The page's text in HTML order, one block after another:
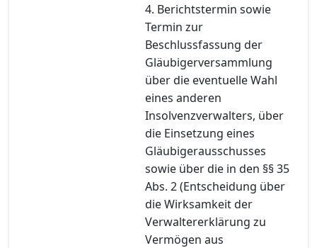
4. Berichtstermin sowie
Termin zur
Beschlussfassung der
Gläubigerversammlung
über die eventuelle Wahl
eines anderen
Insolvenzverwalters, über
die Einsetzung eines
Gläubigerausschusses
sowie über die in den §§ 35
Abs. 2 (Entscheidung über
die Wirksamkeit der
Verwaltererklärung zu
Vermögen aus